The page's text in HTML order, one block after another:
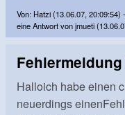
Von: Hatzi (13.06.07, 20:09:54)
eine Antwort von jmueti
Halloich habe einen
neuerdings